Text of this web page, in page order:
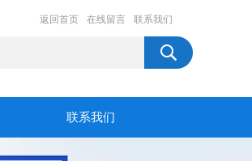
返回首页 在线留言 联系我们
联系我们